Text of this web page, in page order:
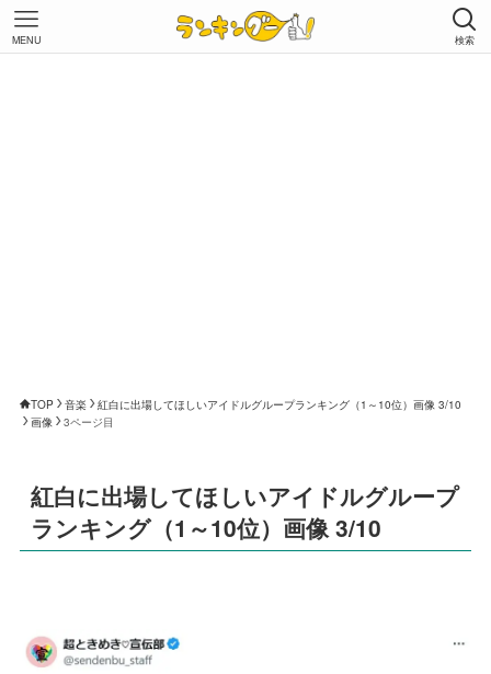
検索
MENU
TOP 音楽
紅白に出場してほしいアイドルグループランキング（1～10位）画像 3/10
画像
3ページ目
紅白に出場してほしいアイドルグループ
ランキング（1～10位）画像 3/10